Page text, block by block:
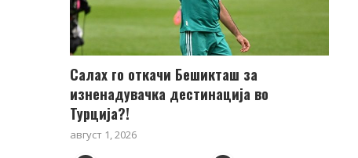
Салах го откачи Бешикташ за
изненадувачка дестинација во
Турција?!
август 1, 2026